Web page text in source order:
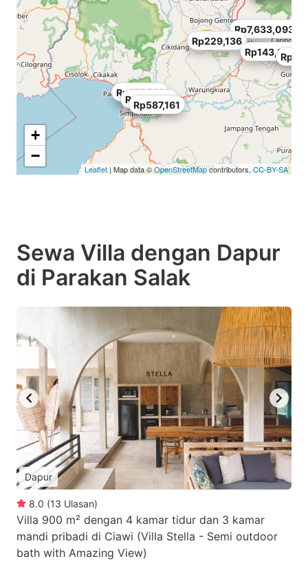
Rp7,633,093
Rp143,210
Rp257,778
Rp587,161
Rp229,136
Rp157,531
+
−
Leaflet | Map data ©OpenStreetMapcontributors, CC-BY-SA
Sewa Villa dengan Dapur
di Parakan Salak
Dapur
8.0 (13 Ulasan)
Villa 900 m² dengan 4 kamar tidur dan 3 kamar
mandi pribadi di Ciawi (Villa Stella - Semi outdoor
bath with Amazing View)